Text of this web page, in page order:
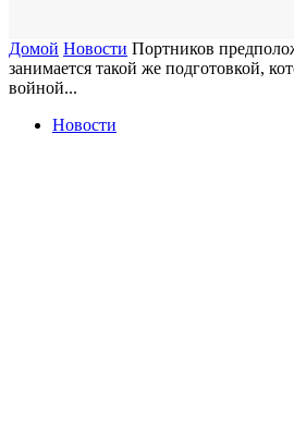
Домой Новости Портников
занимается такой же подготовкой,
войной...
Новости